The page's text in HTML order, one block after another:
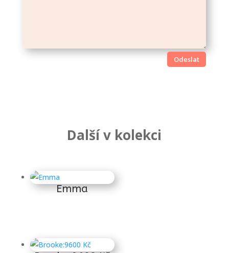
Odeslat
Další v kolekci
Emma